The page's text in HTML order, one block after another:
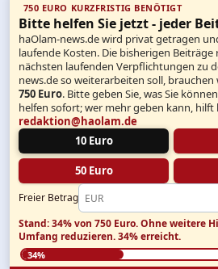
750 EURO KURZFRISTIG BENÖTIGT
Bitte helfen Sie jetzt - jeder
haOlam-news.de wird privat getragen
laufende Kosten. Die bisherigen
nächsten laufenden Verpflichtungen zu
news.de so weiterarbeiten soll,
750 Euro. Bitte geben Sie, was Sie
helfen sofort; wer mehr geben kann, hilft
redaktion@haolam.de
10 Euro
50 Euro
Freier Betrag
Stand: 34% von 750 Euro.Ohne weitere
Umfang reduzieren.34% erreicht.
34%